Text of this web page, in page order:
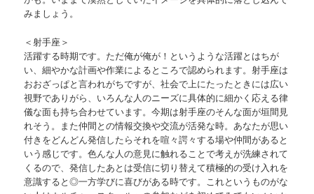
みましょう。
＜射手座＞
活躍する時期です。ただ俺が俺が！というような活躍とはちが
い、細やかな計画や作業によるところで認められます。射手座は
おおざっぱと言われがちですが、社会で上にたったときには広い
視野でありがら、いろんな人のニーズに具体的に細かく応える律
儀な面も持ち合わせています。今期は射手座のそんな面が垣間見
れそう。また仲間との情報交換や交流が活発な時。あなたが思い
付きをどんどん発信したらそれを喧々諤々する場や仲間があると
いう感じです。色んな人の意見に触れることで考えが洗練されて
くるので、発信したあとは受信に切り替えて積極的の受け入れを
意識すると◎一方学びに喜びがある時です。これというものがな